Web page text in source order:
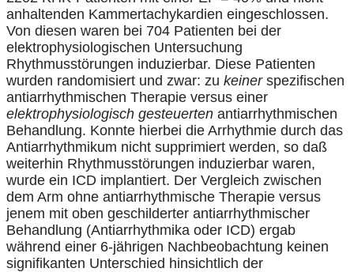
anhaltenden Kammertachykardien eingeschlossen.
Von diesen waren bei 704 Patienten bei der
elektrophysiologischen Untersuchung
Rhythmusstörungen induzierbar. Diese Patienten
wurden randomisiert und zwar: zu keinerspezifischen
antiarrhythmischen Therapie versus einer
elektrophysiologisch gesteuerten antiarrhythmischen
Behandlung. Konnte hierbei die Arrhythmie durch das
Antiarrhythmikum nicht supprimiert werden, so daß
weiterhin Rhythmusstörungen induzierbar waren,
wurde ein ICD implantiert. Der Vergleich zwischen
dem Arm ohne antiarrhythmische Therapie versus
jenem mit oben geschilderter antiarrhythmischer
Behandlung (Antiarrhythmika oder ICD) ergab
während einer 6-jährigen Nachbeobachtung keinen
signifikanten Unterschied hinsichtlich der